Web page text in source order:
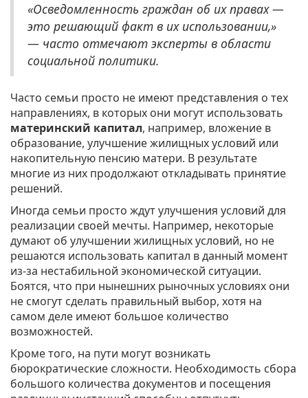
«Осведомленность граждан об их правах —
это решающий факт в их использовании,»
— часто отмечают эксперты в области
социальной политики.
Часто семьи просто не имеют представления о тех
направлениях, в которых они могут использовать
материнский капитал, например, вложение в
образование, улучшение жилищных условий или
накопительную пенсию матери. В результате
многие из них продолжают откладывать принятие
решений.
Иногда семьи просто ждут улучшения условий для
реализации своей мечты. Например, некоторые
думают об улучшении жилищных условий, но не
решаются использовать капитал в данный момент
из-за нестабильной экономической ситуации.
Боятся, что при нынешних рыночных условиях они
не смогут сделать правильный выбор, хотя на
самом деле имеют большое количество
возможностей.
Кроме того, на пути могут возникать
бюрократические сложности. Необходимость сбора
большого количества документов и посещения